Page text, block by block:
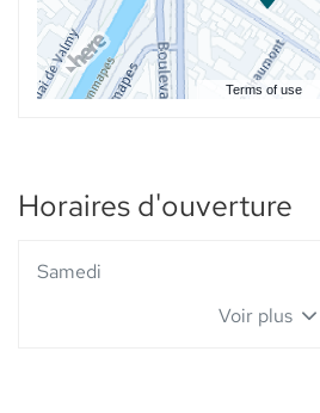
Terms of use
Horaires d'ouverture
Horaires
Samedi
Voir plus
et